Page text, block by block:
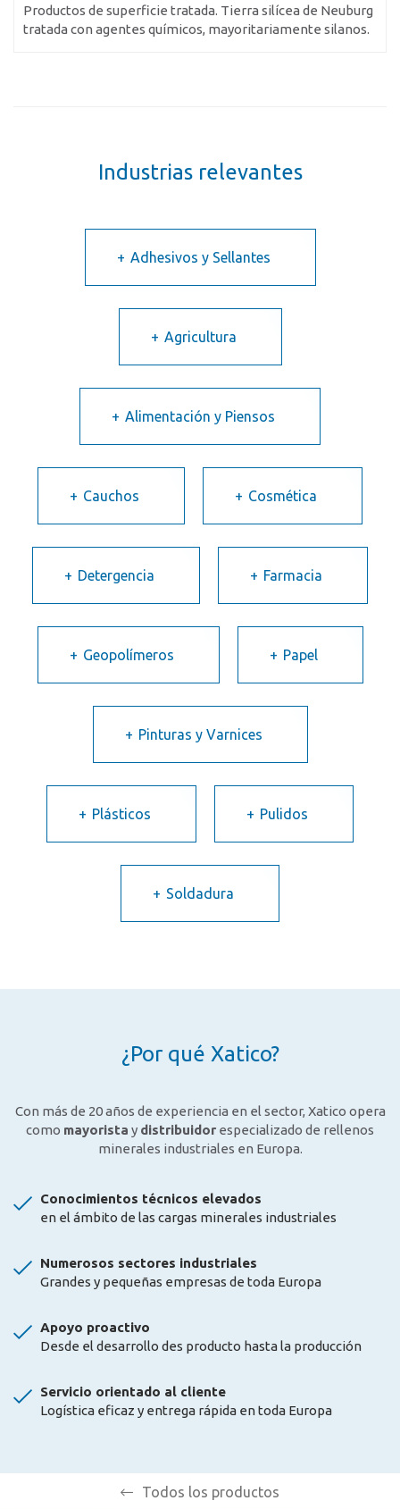
Productos de superficie tratada. Tierra silícea de Neuburg
tratada con agentes químicos, mayoritariamente silanos.
Industrias relevantes
Adhesivos y Sellantes
Agricultura
Alimentación y Piensos
Cauchos Cosmética
Detergencia Farmacia
Geopolímeros Papel
Pinturas y Varnices
Plásticos Pulidos
Soldadura
¿Por qué Xatico?
Con más de 20 años de experiencia en el sector, Xatico opera
como mayorista y distribuidor especializado de rellenos
minerales industriales en Europa.
Conocimientos técnicos elevados
en el ámbito de las cargas minerales industriales
Numerosos sectores industriales
Grandes y pequeñas empresas de toda Europa
Apoyo proactivo
Desde el desarrollo des producto hasta la producción
Servicio orientado al cliente
Logística eficaz y entrega rápida en toda Europa
Todos los productos